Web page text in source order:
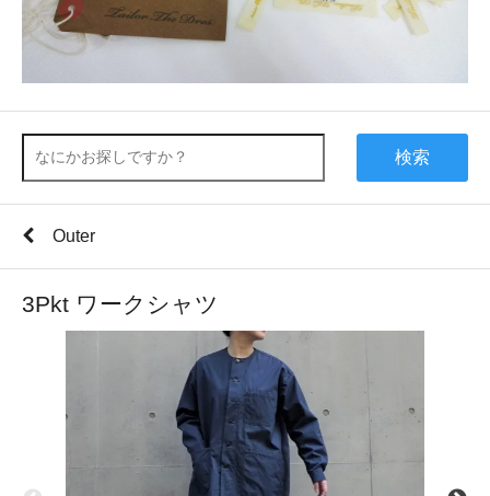
検索
Outer
3Pkt ワークシャツ